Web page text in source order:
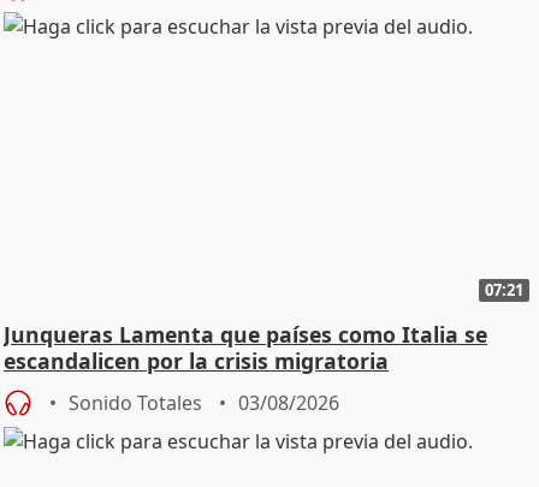
07:21
Junqueras Lamenta que países como Italia se
escandalicen por la crisis migratoria
Sonido Totales 03/08/2026